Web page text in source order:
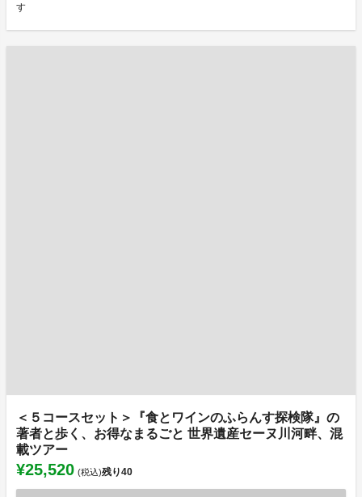
す
＜５コースセット＞『食とワインのふらんす探検隊』の
著者と歩く、お得なまるごと 世界遺産セーヌ川河畔、混
載ツアー
¥25,520 (税込)残り40